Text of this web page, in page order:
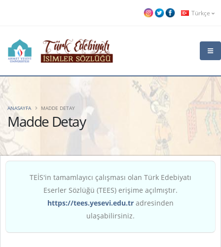
Türkçe
Madde Detay
ANASAYFA MADDE DETAY
TEİS'in tamamlayıcı çalışması olan Türk Edebiyatı
Eserler Sözlüğü (TEES) erişime açılmıştır.
https://tees.yesevi.edu.tr adresinden
ulaşabilirsiniz.